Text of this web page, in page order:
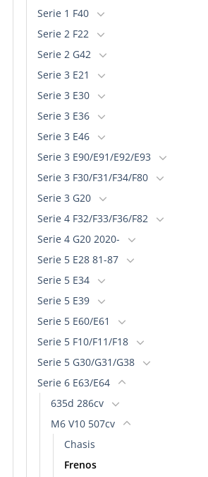
Serie 1 F40
Serie 2 F22
Serie 2 G42
Serie 3 E21
Serie 3 E30
Serie 3 E36
Serie 3 E46
Serie 3 E90/E91/E92/E93
Serie 3 F30/F31/F34/F80
Serie 3 G20
Serie 4 F32/F33/F36/F82
Serie 4 G20 2020-
Serie 5 E28 81-87
Serie 5 E34
Serie 5 E39
Serie 5 E60/E61
Serie 5 F10/F11/F18
Serie 5 G30/G31/G38
Serie 6 E63/E64
635d 286cv
M6 V10 507cv
Chasis
Frenos